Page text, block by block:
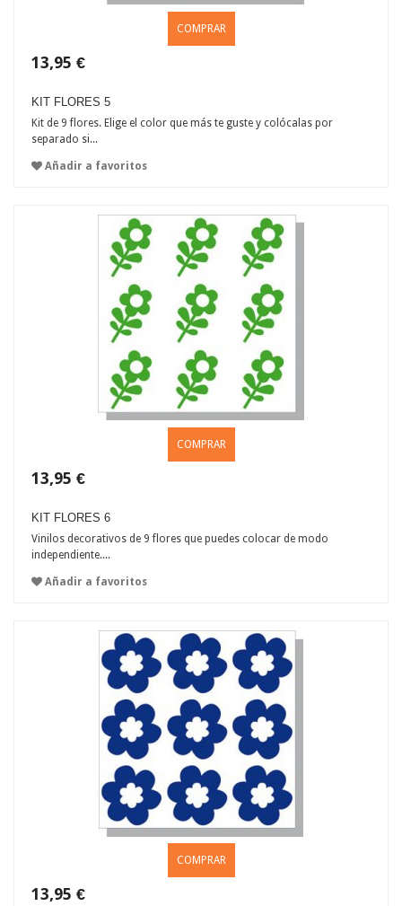
COMPRAR
13,95 €
KIT FLORES 5
Kit de 9 flores. Elige el color que más te guste y colócalas por
separado si...
Añadir a favoritos
COMPRAR
13,95 €
KIT FLORES 6
Vinilos decorativos de 9 flores que puedes colocar de modo
independiente....
Añadir a favoritos
COMPRAR
13,95 €